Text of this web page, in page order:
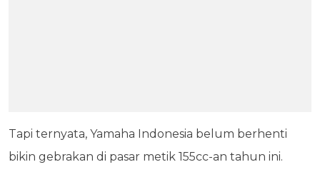
Tapi ternyata, Yamaha Indonesia belum berhenti
bikin gebrakan di pasar metik 155cc-an tahun ini.